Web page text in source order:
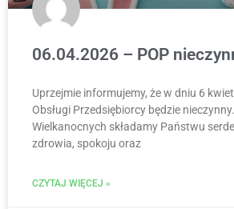
06.04.2026 – POP
Uprzejmie informujemy, że w dniu 6
Obsługi Przedsiębiorcy będzie
Wielkanocnych składamy Państwu
zdrowia, spokoju oraz
CZYTAJ WIĘCEJ »